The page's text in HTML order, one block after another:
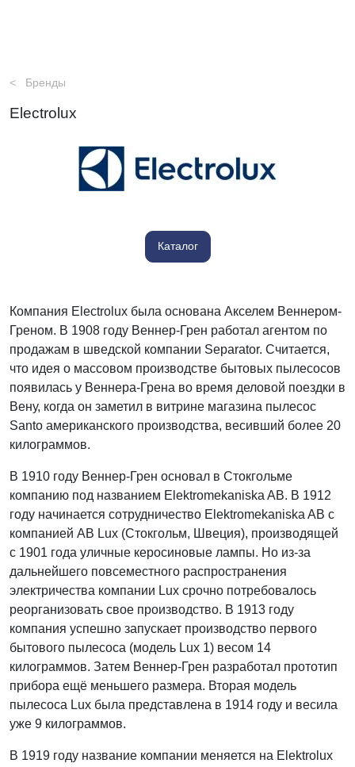
Бренды
Electrolux
Каталог
Компания Electrolux была основана Акселем Веннером-
Греном. В 1908 году Веннер-Грен работал агентом по
продажам в шведской компании Separator. Считается,
что идея о массовом производстве бытовых пылесосов
появилась у Веннера-Грена во время деловой поездки в
Вену, когда он заметил в витрине магазина пылесос
Santo американского производства, весивший более 20
килограммов.
В 1910 году Веннер-Грен основал в Стокгольме
компанию под названием Elektromekaniska AB. В 1912
году начинается сотрудничество Elektromekaniska AB с
компанией AB Lux (Стокгольм, Швеция), производящей
с 1901 года уличные керосиновые лампы. Но из-за
дальнейшего повсеместного распространения
электричества компании Lux срочно потребовалось
реорганизовать свое производство. В 1913 году
компания успешно запускает производство первого
бытового пылесоса (модель Lux 1) весом 14
килограммов. Затем Веннер-Грен разработал прототип
прибора ещё меньшего размера. Вторая модель
пылесоса Lux была представлена в 1914 году и весила
уже 9 килограммов.
В 1919 году название компании меняется на Elektrolux